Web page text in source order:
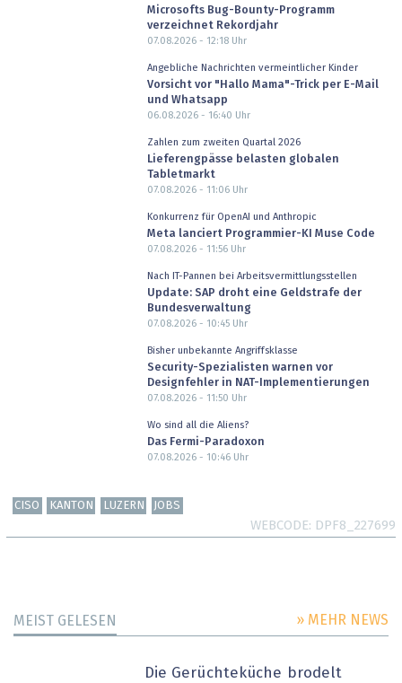
Microsofts Bug-Bounty-Programm
verzeichnet Rekordjahr
07.08.2026 - 12:18Uhr
Angebliche Nachrichten vermeintlicher Kinder
Vorsicht vor "Hallo Mama"-Trick per E-Mail
und Whatsapp
06.08.2026 - 16:40 Uhr
Zahlen zum zweiten Quartal 2026
Lieferengpässe belasten globalen
Tabletmarkt
07.08.2026 - 11:06Uhr
Konkurrenz für OpenAI und Anthropic
Meta lanciert Programmier-KI Muse Code
07.08.2026 - 11:56Uhr
Nach IT-Pannen bei Arbeitsvermittlungsstellen
Update: SAP droht eine Geldstrafe der
Bundesverwaltung
07.08.2026 - 10:45Uhr
Bisher unbekannte Angriffsklasse
Security-Spezialisten warnen vor
Designfehler in NAT-Implementierungen
07.08.2026 - 11:50 Uhr
Wo sind all die Aliens?
Das Fermi-Paradoxon
07.08.2026 - 10:46Uhr
CISO KANTON LUZERN JOBS
WEBCODE DPF8_227699
MEIST GELESEN » MEHR NEWS
Die Gerüchteküche brodelt